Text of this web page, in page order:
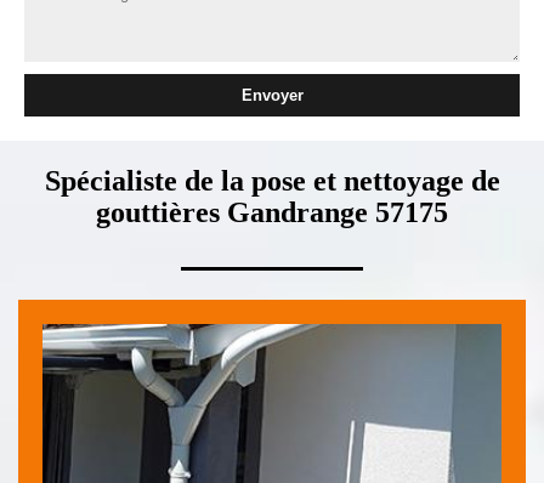
Spécialiste de la pose et nettoyage de
gouttières Gandrange 57175